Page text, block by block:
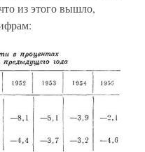
из этого вышло,